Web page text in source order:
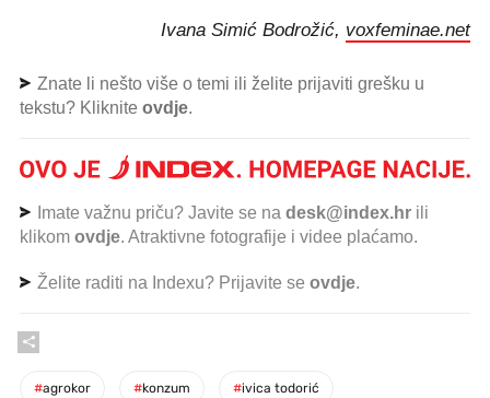
Ivana Simić Bodrožić, voxfeminae.net
Znate li nešto više o temi ili želite prijaviti grešku u
tekstu? Kliknite ovdje.
Imate važnu priču? Javite se na desk@index.hr ili
klikom ovdje. Atraktivne fotografije i videe plaćamo.
Želite raditi na Indexu? Prijavite se ovdje.
#agrokor #konzum #ivica todorić